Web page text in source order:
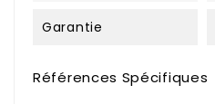
Garantie
Références Spécifiques